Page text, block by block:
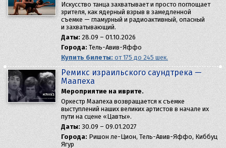
Искусство танца захватывает и просто поглощает
зрителя, как ядерный взрыв в замедленной
съемке — гламурный и радиоактивный, опасный
и захватывающий.
Даты: 28.09 – 01.10.2026
Города: Тель-Авив-Яффо
Купить билеты: от 175 до 245 шек.
Ремикс израильского саундтрека —
Маапеха
Мероприятие на иврите.
Оркестр Маапеха возвращается к съемке
выступлений наших великих артистов в начале их
пути на сцене «Цавты».
Даты: 30.09 – 09.01.2027
Города: Ришон ле-Цион, Тель-Авив-Яффо, Киббуц
Ягур